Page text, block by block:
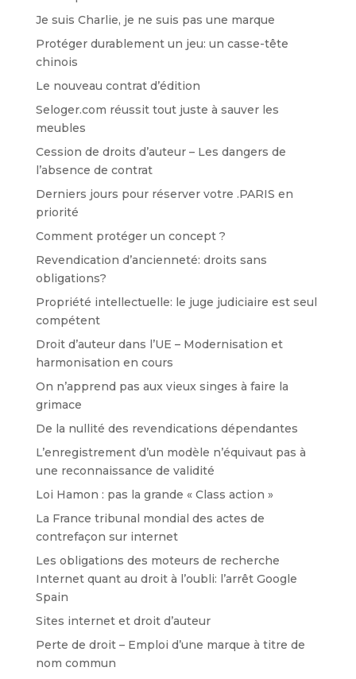
Je suis Charlie, je ne suis pas une marque
Protéger durablement un jeu: un casse-tête
chinois
Le nouveau contrat d’édition
Seloger.com réussit tout juste à sauver les
meubles
Cession de droits d’auteur – Les dangers de
l’absence de contrat
Derniers jours pour réserver votre .PARIS en
priorité
Comment protéger un concept ?
Revendication d’ancienneté: droits sans
obligations?
Propriété intellectuelle: le juge judiciaire est seul
compétent
Droit d’auteur dans l’UE – Modernisation et
harmonisation en cours
On n’apprend pas aux vieux singes à faire la
grimace
De la nullité des revendications dépendantes
L’enregistrement d’un modèle n’équivaut pas à
une reconnaissance de validité
Loi Hamon : pas la grande « Class action »
La France tribunal mondial des actes de
contrefaçon sur internet
Les obligations des moteurs de recherche
Internet quant au droit à l’oubli: l’arrêt Google
Spain
Sites internet et droit d’auteur
Perte de droit – Emploi d’une marque à titre de
nom commun